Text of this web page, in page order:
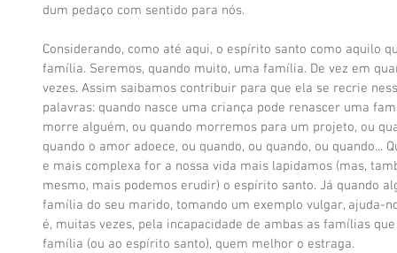
dum pedaço com sentido para nós.
Considerando, como até aqui, o espírito santo como aquilo
família. Seremos, quando muito, uma família. De vez em
vezes. Assim saibamos contribuir para que ela se recrie
palavras: quando nasce uma criança pode renascer uma
morre alguém, ou quando morremos para um projeto, ou
quando o amor adoece, ou quando, ou quando, ou
e mais complexa for a nossa vida mais lapidamos (mas,
mesmo, mais podemos erudir) o espírito santo. Já quando
família do seu marido, tomando um exemplo vulgar, ajuda-
é, muitas vezes, pela incapacidade de ambas as famílias
família (ou ao espírito santo), quem melhor o estraga.